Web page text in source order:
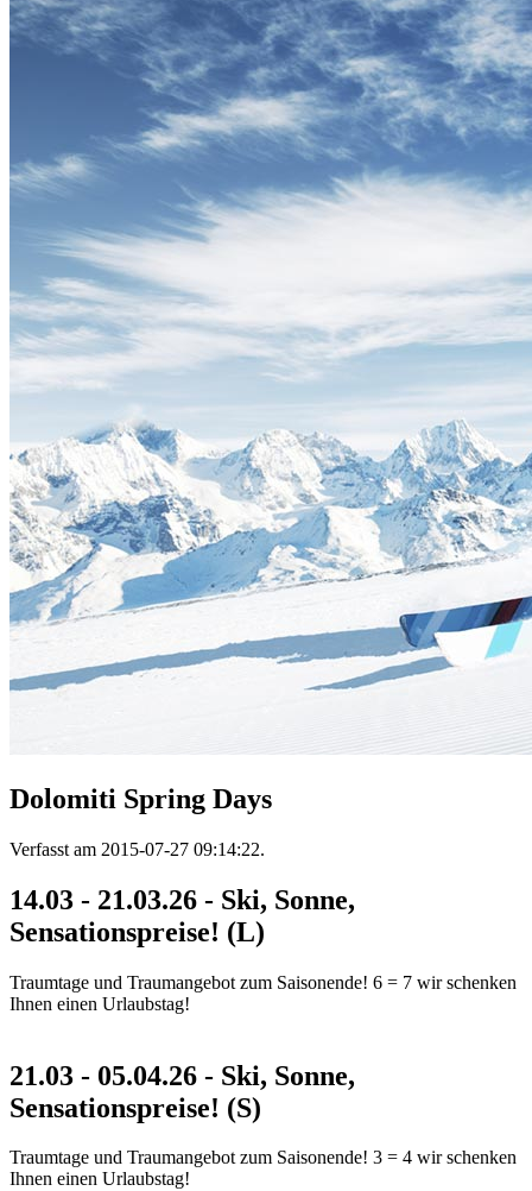
Dolomiti Spring Days
Verfasst am 2015-07-27 09:14:22.
14.03 - 21.03.26 - Ski, Sonne,
Sensationspreise! (L)
Traumtage und Traumangebot zum Saisonende! 6 = 7 wir schenken
Ihnen einen Urlaubstag!
21.03 - 05.04.26 - Ski, Sonne,
Sensationspreise! (S)
Traumtage und Traumangebot zum Saisonende! 3 = 4 wir schenken
Ihnen einen Urlaubstag!